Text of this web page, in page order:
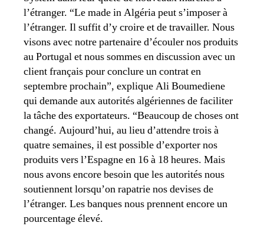
l’étranger. “Le made in Algéria peut s’imposer à
l’étranger. Il suffit d’y croire et de travailler. Nous
visons avec notre partenaire d’écouler nos produits
au Portugal et nous sommes en discussion avec un
client français pour conclure un contrat en
septembre prochain”, explique Ali Boumediene
qui demande aux autorités algériennes de faciliter
la tâche des exportateurs. “Beaucoup de choses ont
changé. Aujourd’hui, au lieu d’attendre trois à
quatre semaines, il est possible d’exporter nos
produits vers l’Espagne en 16 à 18 heures. Mais
nous avons encore besoin que les autorités nous
soutiennent lorsqu’on rapatrie nos devises de
l’étranger. Les banques nous prennent encore un
pourcentage élevé.